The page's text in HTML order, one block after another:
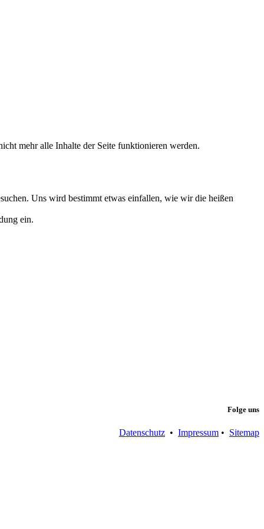
Uns wird bestimmt etwas einfallen, wie wir die heißen
ein.
Folge uns
Datenschutz • Impressum • Sitemap
mehr alle Inhalte der Seite funktionieren werden.